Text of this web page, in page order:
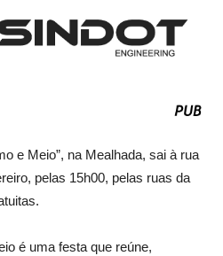
e Meio”, na Mealhada, sai à rua
pelas 15h00, pelas ruas da
é uma festa que reúne,